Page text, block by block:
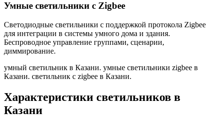
Умные светильники с Zigbee
Светодиодные светильники с поддержкой протокола Zigbee
для интеграции в системы умного дома и здания.
Беспроводное управление группами, сценарии,
диммирование.
умный светильник в Казани. умные светильники zigbee в
Казани. светильник с zigbee в Казани.
Характеристики светильников в
Казани